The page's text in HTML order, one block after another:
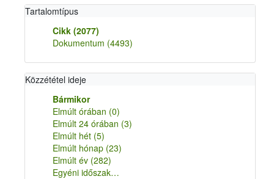
Tartalomtípus
Cikk (2077)
Dokumentum (4493)
Közzététel ideje
Bármikor
Elmúlt órában (0)
Elmúlt 24 órában (3)
Elmúlt hét (5)
Elmúlt hónap (23)
Elmúlt év (282)
Egyéni időszak…